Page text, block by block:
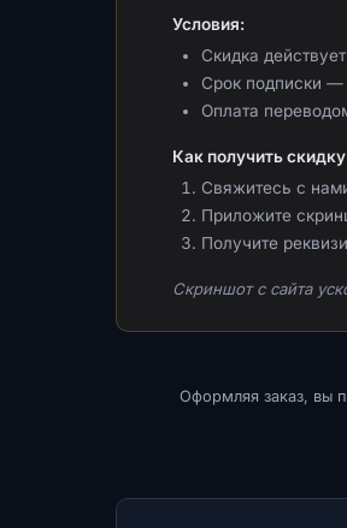
Условия:
Скидка
Срок подписки —
Оплата
Как получить
Свяжитесь с
Приложите
Получите
Скриншот с сайта
Оформляя заказ, вы